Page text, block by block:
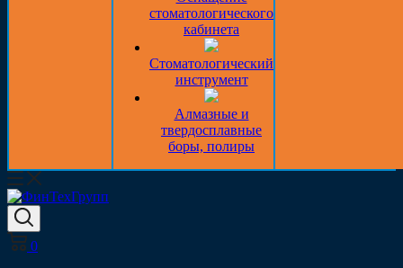
стоматологического
кабинета
Стоматологический
инструмент
Алмазные и
твердосплавные
боры, полиры
0